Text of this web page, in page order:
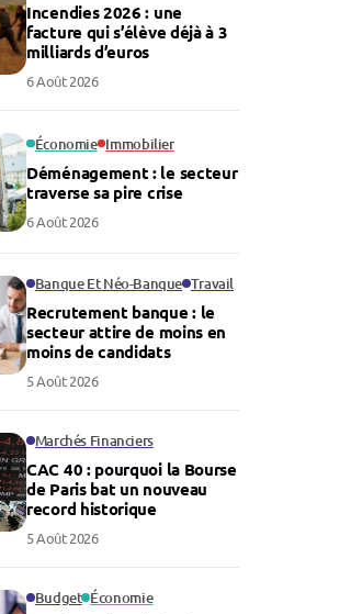
Incendies 2026 : une
facture qui s’élève déjà à 3
milliards d’euros
6 Août 2026
Économie Immobilier
Déménagement : le secteur
traverse sa pire crise
6 Août 2026
Banque Et Néo-Banque Travail
Recrutement banque : le
secteur attire de moins en
moins de candidats
5 Août 2026
Marchés Financiers
CAC 40 : pourquoi la Bourse
de Paris bat un nouveau
record historique
5 Août 2026
Budget Économie